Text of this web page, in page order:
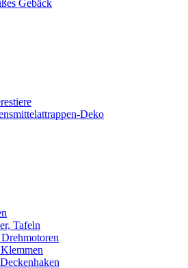
Gebäck
Deko
Tafeln